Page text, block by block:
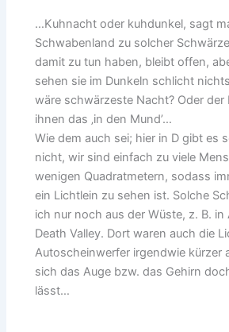
…Kuhnacht oder kuhdunkel, sagt
Schwabenland zu solcher
damit zu tun haben, bleibt offen,
sehen sie im Dunkeln schlicht
wäre schwärzeste Nacht? Oder der
ihnen das ‚in den Mund’…
Wie dem auch sei; hier in D gibt es
nicht, wir sind einfach zu viele
wenigen Quadratmetern, sodass
ein Lichtlein zu sehen ist. Solche
ich nur noch aus der Wüste, z. B.
Death Valley. Dort waren auch die
Autoscheinwerfer irgendwie kürzer
sich das Auge bzw. das Gehirn
lässt…